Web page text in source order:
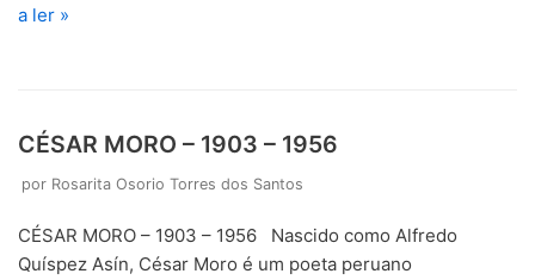
a ler »
CÉSAR MORO – 1903 – 1956
por Rosarita Osorio Torres dos Santos
CÉSAR MORO – 1903 – 1956 Nascido como Alfredo
Quíspez Asín, César Moro é um poeta peruano